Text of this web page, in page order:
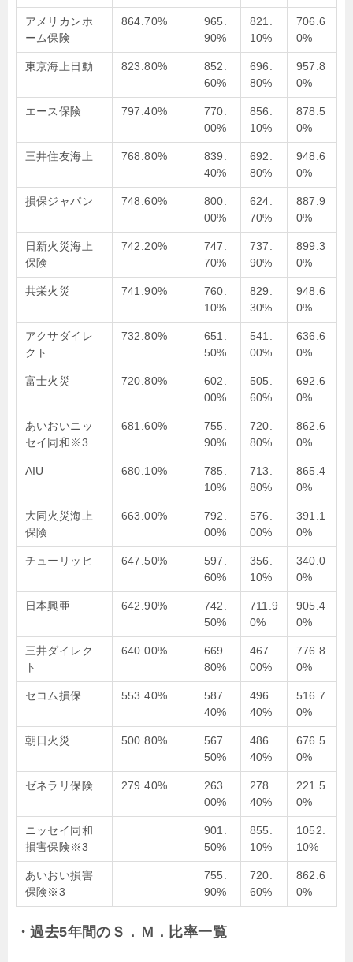
アメリカンホ
ーム保険
864.70%
965.
90%
821.
10%
706.6
0%
東京海上日動 823.80%
852.
60%
696.
80%
957.8
0%
エース保険 797.40%
770.
00%
856.
10%
878.5
0%
三井住友海上 768.80%
839.
40%
692.
80%
948.6
0%
損保ジャパン 748.60%
800.
00%
624.
70%
887.9
0%
日新火災海上
保険
742.20%
747.
70%
737.
90%
899.3
0%
共栄火災 741.90%
760.
10%
829.
30%
948.6
0%
アクサダイレ
クト
732.80%
651.
50%
541.
00%
636.6
0%
富士火災 720.80%
602.
00%
505.
60%
692.6
0%
あいおいニッ
セイ同和※3
681.60%
755.
90%
720.
80%
862.6
0%
AIU 680.10%
785.
10%
713.
80%
865.4
0%
大同火災海上
保険
663.00%
792.
00%
576.
00%
391.1
0%
チューリッヒ 647.50%
597.
60%
356.
10%
340.0
0%
日本興亜 642.90%
742.
50%
711.9
0%
905.4
0%
三井ダイレク
ト
640.00%
669.
80%
467.
00%
776.8
0%
セコム損保 553.40%
587.
40%
496.
40%
516.7
0%
朝日火災 500.80%
567.
50%
486.
40%
676.5
0%
ゼネラリ保険 279.40%
263.
00%
278.
40%
221.5
0%
ニッセイ同和
損害保険※3
901.
50%
855.
10%
1052.
10%
あいおい損害
保険※3
755.
90%
720.
60%
862.6
0%
・過去5年間のＳ．Ｍ．比率一覧